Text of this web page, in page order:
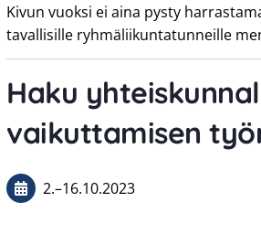
Kivun vuoksi ei aina pysty
tavallisille ryhmäliikuntatunneille
Haku
vaikuttamisen
2.–16.10.2023